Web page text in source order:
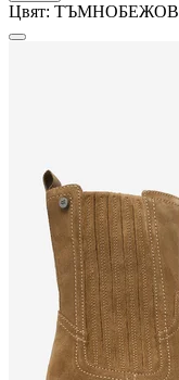
Цвят: ТЪМНОБЕЖОВ